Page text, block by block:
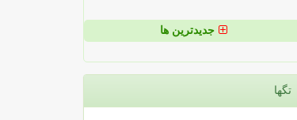
جدیدترین ها
تگها